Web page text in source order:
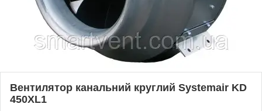
Вентилятор канальний круглий Systemair KD
450XL1